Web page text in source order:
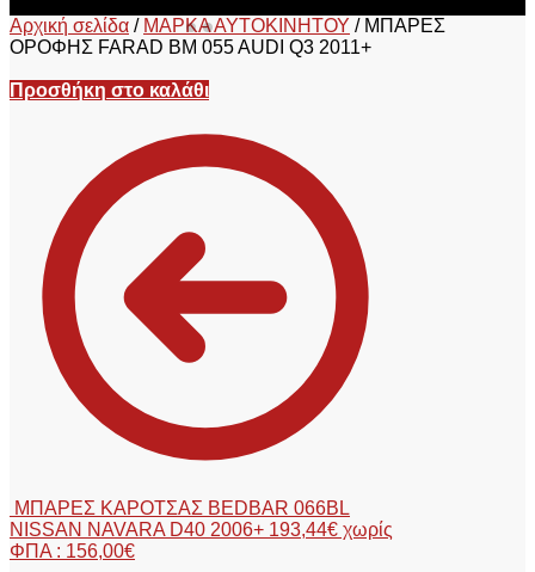
Αρχική σελίδα / ΜΑΡΚΑ ΑΥΤΟΚΙΝΗΤΟΥ / ΜΠΑΡΕΣ
ΟΡΟΦΗΣ FARAD BM 055 AUDI Q3 2011+
Προσθήκη στο καλάθι
ΜΠΑΡΕΣ ΚΑΡΟΤΣΑΣ BEDBAR 066BL
NISSAN NAVARA D40 2006+ 193,44€ χωρίς
ΦΠΑ : 156,00€